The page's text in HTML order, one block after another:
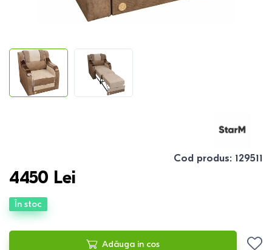
Cod produs: 129511
4450 Lei
În stoc
Adăuga in cos